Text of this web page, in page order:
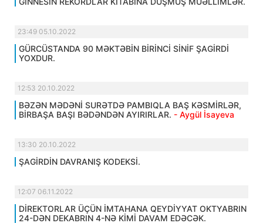
23:49 05.10.2022
GÜRCÜSTANDA 90 MƏKTƏBİN BİRİNCİ SİNİF ŞAGİRDİ
YOXDUR.
12:53 20.10.2022
BƏZƏN MƏDƏNİ SURƏTDƏ PAMBIQLA BAŞ KƏSMİRLƏR,
BİRBAŞA BAŞI BƏDƏNDƏN AYIRIRLAR. - Aygül İsayeva
13:30 20.10.2022
ŞAGİRDİN DAVRANIŞ KODEKSİ.
12:07 06.11.2022
DİREKTORLAR ÜÇÜN İMTAHANA QEYDİYYAT OKTYABRIN
24-DƏN DEKABRIN 4-NƏ KİMİ DAVAM EDƏCƏK.